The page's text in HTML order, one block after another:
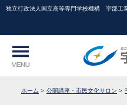
独立行政法人国立高等専門学校機構 宇部工
ホーム 公開講座・市民文化サロン